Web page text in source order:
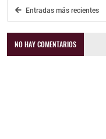
Entradas más recientes
NO HAY COMENTARIOS